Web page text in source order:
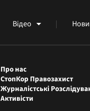
Відео
Про нас
СтопКор Правозахист
Журналістські
Активісти